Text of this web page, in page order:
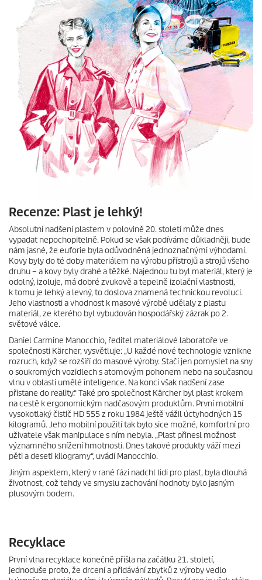
Recenze: Plast je lehký!
Absolutní nadšení plastem v polovině 20. století může dnes
vypadat nepochopitelně. Pokud se však podíváme důkladněji, bude
nám jasné, že euforie byla odůvodněná jednoznačnými výhodami.
Kovy byly do té doby materiálem na výrobu přístrojů a strojů všeho
druhu – a kovy byly drahé a těžké. Najednou tu byl materiál, který je
odolný, izoluje, má dobré zvukově a tepelně izolační vlastnosti,
k tomu je lehký a levný, to doslova znamená technickou revoluci.
Jeho vlastnosti a vhodnost k masové výrobě udělaly z plastu
materiál, ze kterého byl vybudován hospodářský zázrak po 2.
světové válce.
Daniel Carmine Manocchio, ředitel materiálové laboratoře ve
společnosti Kärcher, vysvětluje: „U každé nové technologie vznikne
rozruch, když se rozšíří do masové výroby. Stačí jen pomyslet na sny
o soukromých vozidlech s atomovým pohonem nebo na současnou
vlnu v oblasti umělé inteligence. Na konci však nadšení zase
přistane do reality.“ Také pro společnost Kärcher byl plast krokem
na cestě k ergonomickým nadčasovým produktům. První mobilní
vysokotlaký čistič HD 555 z roku 1984 ještě vážil úctyhodných 15
kilogramů. Jeho mobilní použití tak bylo sice možné, komfortní pro
uživatele však manipulace s ním nebyla. „Plast přinesl možnost
významného snížení hmotnosti. Dnes takové produkty váží mezi
pěti a deseti kilogramy“, uvádí Manocchio.
Jiným aspektem, který v rané fázi nadchl lidi pro plast, byla dlouhá
životnost, což tehdy ve smyslu zachování hodnoty bylo jasným
plusovým bodem.
Recyklace
První vlna recyklace konečně přišla na začátku 21. století,
jednoduše proto, že drcení a přidávání zbytků z výroby vedlo